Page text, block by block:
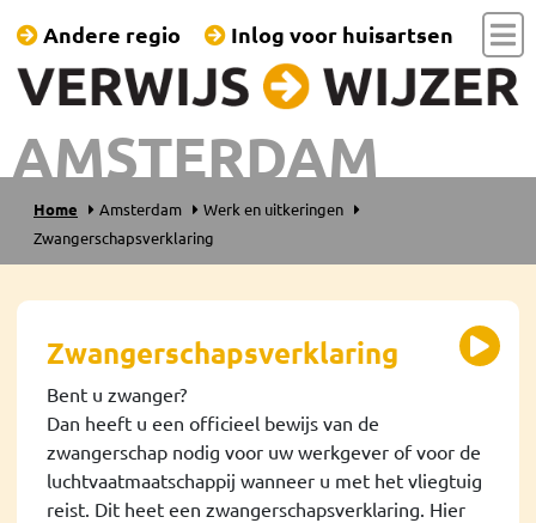
AMSTERDAM
Andere regio Inlog voor huisartsen
Home Amsterdam
Werk en uitkeringen
Zwangerschapsverklaring
Zwangerschapsverklaring
Bent u zwanger?
Dan heeft u een officieel bewijs van de
zwangerschap nodig voor uw werkgever of voor de
luchtvaatmaatschappij wanneer u met het vliegtuig
reist. Dit heet een zwangerschapsverklaring. Hier